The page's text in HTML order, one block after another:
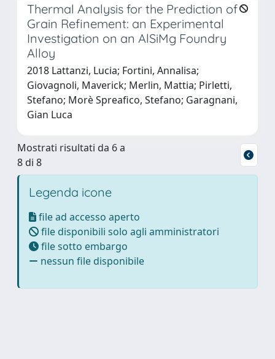
Thermal Analysis for the Prediction of
Grain Refinement: an Experimental
Investigation on an AlSiMg Foundry
Alloy
2018 Lattanzi, Lucia; Fortini, Annalisa;
Giovagnoli, Maverick; Merlin, Mattia; Pirletti,
Stefano; Morè Spreafico, Stefano; Garagnani,
Gian Luca
Mostrati risultati da 6 a
8 di 8
Legenda icone
file ad accesso aperto
file disponibili solo agli amministratori
file sotto embargo
nessun file disponibile